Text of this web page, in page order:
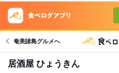
奄美諸島グルメへ
居酒屋 ひょうきん